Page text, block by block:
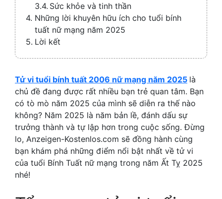
Sức khỏe và tinh thần
Những lời khuyên hữu ích cho tuổi bính
tuất nữ mạng năm 2025
Lời kết
Tử vi tuổi bính tuất 2006 nữ mạng năm 2025 là
chủ đề đang được rất nhiều bạn trẻ quan tâm. Bạn
có tò mò năm 2025 của mình sẽ diễn ra thế nào
không? Năm 2025 là năm bản lề, đánh dấu sự
trưởng thành và tự lập hơn trong cuộc sống. Đừng
lo, Anzeigen-Kostenlos.com sẽ đồng hành cùng
bạn khám phá những điểm nổi bật nhất về tử vi
của tuổi Bính Tuất nữ mạng trong năm Ất Tỵ 2025
nhé!